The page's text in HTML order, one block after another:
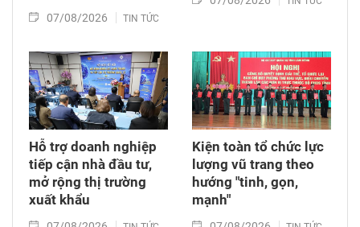
07/08/2026 TIN TỨC
Hỗ trợ doanh nghiệp
tiếp cận nhà đầu tư,
mở rộng thị trường
xuất khẩu
Kiện toàn tổ chức lực
lượng vũ trang theo
hướng "tinh, gọn,
mạnh"